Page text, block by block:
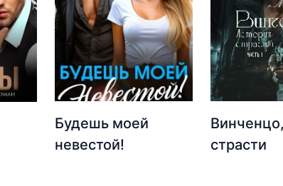
Будешь моей
невестой!
страсти